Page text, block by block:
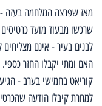
מאז שפרצה המלחמה בעזה
שרכשו מבעוד מועד
לבנים בעיר - אינם
האם ומתי יקבלו החזר
קוריאט בחמישי בערב -
למחרת קיבלו הודעה